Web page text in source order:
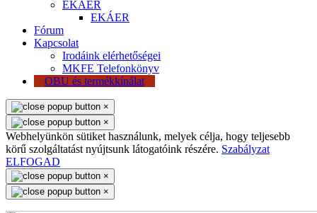
EKÁER
EKÁER
Fórum
Kapcsolat
Irodáink elérhetőségei
MKFE Telefonkönyv
OBU és termékkínálat
×
×
Webhelyünkön sütiket használunk, melyek célja, hogy teljesebb
körű szolgáltatást nyújtsunk látogatóink részére. Szabályzat
ELFOGAD
×
×